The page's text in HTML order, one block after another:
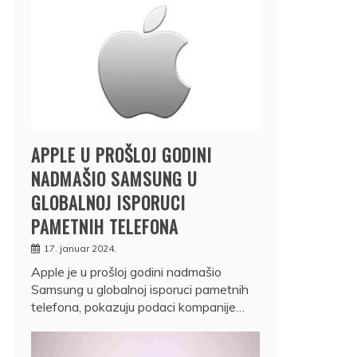
APPLE U PROŠLOJ GODINI
NADMAŠIO SAMSUNG U
GLOBALNOJ ISPORUCI
PAMETNIH TELEFONA
17. januar 2024.
Apple je u prošloj godini nadmašio
Samsung u globalnoj isporuci pametnih
telefona, pokazuju podaci kompanije…